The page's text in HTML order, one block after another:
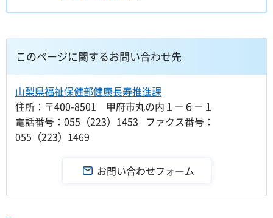
このページに関するお問い合わせ先
山梨県福祉保健部健康長寿推進課
住所：〒400-8501 甲府市丸の内１－６－１
電話番号：055（223）1453 ファクス番号：
055（223）1469